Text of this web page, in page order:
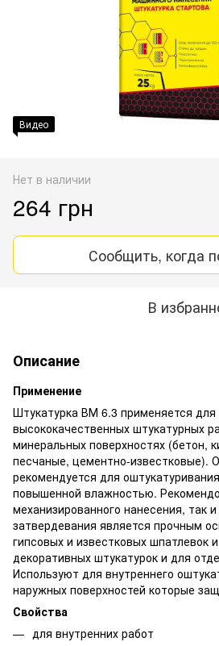
Видео
Нет в наличии
264 грн
Сообщить, когда
В
Описание
Применение
Штукатурка ВМ 6.3 применяется для
высококачественных штукатурных
минеральных поверхностях (бетон,
песчаные, цементно-известковые).
рекомендуется для
повышенной влажностью.
механизированного нанесения, так
затвердевания является прочным
гипсовых и известковых шпатлевок
декоративных штукатурок и для
Используют для внутреннего
наружных поверхностей которые
Свойства
для внутренних работ